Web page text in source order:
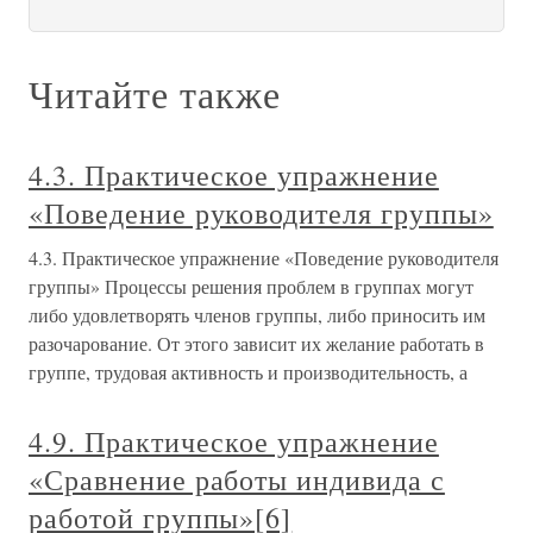
Читайте также
4.3. Практическое упражнение
«Поведение руководителя группы»
4.3. Практическое упражнение «Поведение руководителя
группы» Процессы решения проблем в группах могут
либо удовлетворять членов группы, либо приносить им
разочарование. От этого зависит их желание работать в
группе, трудовая активность и производительность, а
4.9. Практическое упражнение
«Сравнение работы индивида с
работой группы»[6]